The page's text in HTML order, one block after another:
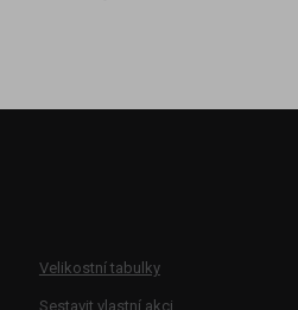
Velikostní tabulky
Sestavit vlastní akci